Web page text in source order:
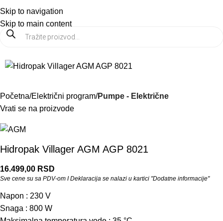
Skip to navigation
Skip to main content
Meni
Početna Električni program Pumpe - Električne
Vrati se na proizvode
Hidropak Villager AGM AGP 8021
16.499,00 RSD
Sve cene su sa PDV-om I Deklaracija se nalazi u kartici "Dodatne informacije"
Napon : 230 V
Snaga : 800 W